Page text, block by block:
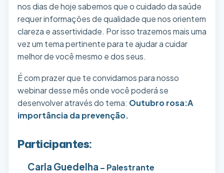
nos dias de hoje sabemos que o cuidado da saúde
requer informações de qualidade que nos orientem
clareza e assertividade. Por isso trazemos mais uma
vez um tema pertinente para te ajudar a cuidar
melhor de você mesmo e dos seus.
É com prazer que te convidamos para nosso
webinar desse mês onde você poderá se
desenvolver através do tema: Outubro rosa:A
importância da prevenção.
Participantes:
Carla Guedelha – Palestrante